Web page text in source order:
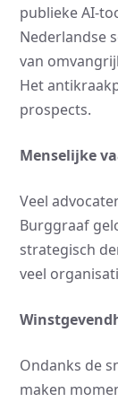
publieke AI-
Nederlandse
van
Het
prospects.
Menselijke
Veel
Burggraaf
strategisch
veel
Ondanks de
maken